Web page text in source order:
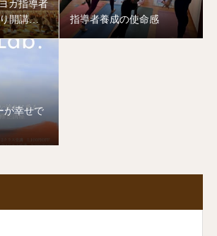
ガ指導者
開講し
指導者養成の使命感
が幸せで